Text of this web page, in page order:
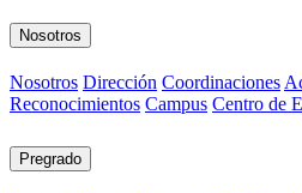
Nosotros
Nosotros Dirección Coordinaciones
Reconocimientos Campus Centro de
Pregrado